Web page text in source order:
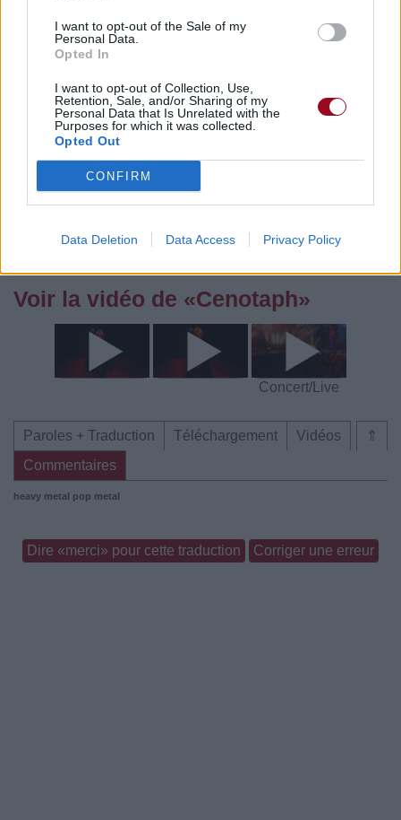
I want to opt-out of the Sale of my
Personal Data.
Opted In
I want to opt-out of Collection, Use,
Retention, Sale, and/or Sharing of my
Personal Data that Is Unrelated with the
Purposes for which it was collected.
Opted Out
CONFIRM
Data Deletion Data Access Privacy Policy
Vous aimez chanter, apprenez la guitare chez
Télécharger légalement les MP3 sur
Télécharger légalement les MP3 ou trouver le CD sur
Trouver des vinyles et des CD sur
Trouver un instrument de musique ou une partition au
meilleur prix sur
Voir la vidéo de «Cenotaph»
Concert/Live
⇑
Paroles + Traduction Téléchargement
Vidéos
Commentaires
heavy metal pop metal
Dire «merci» pour cette traduction Corriger une erreur